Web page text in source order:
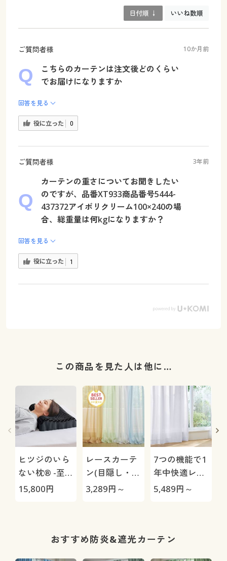
カラー・サイズを選択しカートに入れる
日付順 ↓ いいね数順
ご質問者様 10か月前
こちらのカーテンは注文後どのくらい
でお届けになりますか
回答を見る
役に立った 0
ご質問者様 3年前
カーテンの重さについてお聞きしたい
のですが、品番XT933商品番号5444-
437372アイボリクリーム100×240の場
合、総重量は何kgになりますか？
回答を見る
役に立った 1
この商品を見た人は他に…
ヒツジのいら
ない枕® -至
極-
15,800円
レースカーテ
ン(目隠し・
UVカット・防
3,289円～
7つの機能で1
年中快適レー
スカーテン(防
遮熱保温)
5,489円～
おすすめ防炎&遮光カーテン